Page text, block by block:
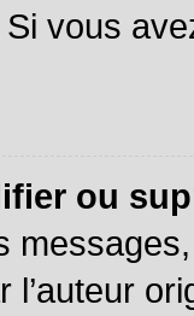
Si vous
ou
l’auteur